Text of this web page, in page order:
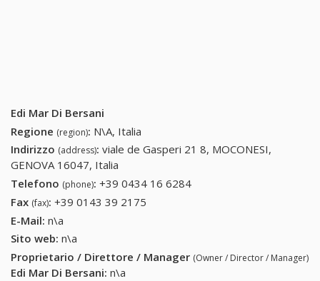
Edi Mar Di Bersani
Regione (region): N\A, Italia
Indirizzo (address): viale de Gasperi 21 8, MOCONESI,
GENOVA 16047, Italia
Telefono (phone): +39 0434 16 6284
Fax (fax): +39 0143 39 2175
E-Mail: n\a
Sito web: n\a
Proprietario / Direttore / Manager (Owner / Director / Manager)
Edi Mar Di Bersani: n\a